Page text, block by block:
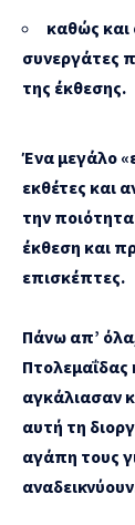
καθώς και
συνεργάτες
της έκθεσης.
Ένα μεγάλο
εκθέτες και
την
έκθεση και
επισκέπτες.
Πάνω απ’
Πτολεμαΐδας
αγκάλιασαν
αυτή τη
αγάπη τους